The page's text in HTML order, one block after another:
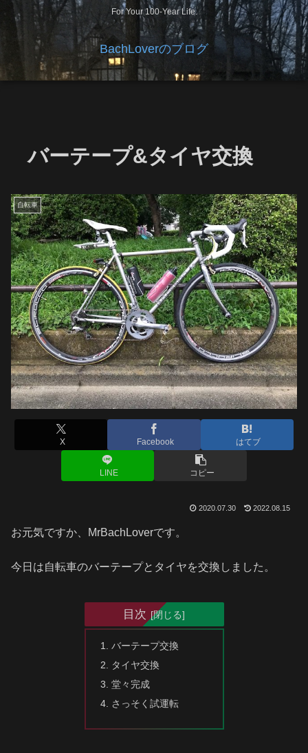
For Your 100-Year Life.
BachLoverのブログ
バーテープ&タイヤ交換
自転車
X Facebook はてブ
LINE コピー
2020.07.30 2022.08.15
お元気ですか、MrBachLoverです。
今日は自転車のバーテープとタイヤを交換しました。
目次
バーテープ交換
タイヤ交換
堂々完成
さっそく試運転